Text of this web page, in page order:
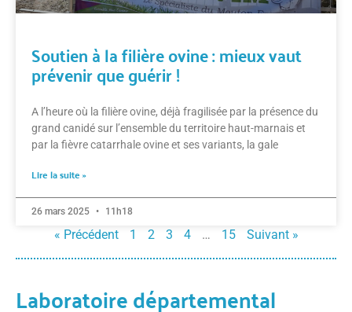
Soutien à la filière ovine : mieux vaut
prévenir que guérir !
A l’heure où la filière ovine, déjà fragilisée par la présence du
grand canidé sur l’ensemble du territoire haut-marnais et
par la fièvre catarrhale ovine et ses variants, la gale
Lire la suite »
26 mars 2025 11h18
« Précédent 1 2 3 4 … 15 Suivant »
Laboratoire départemental